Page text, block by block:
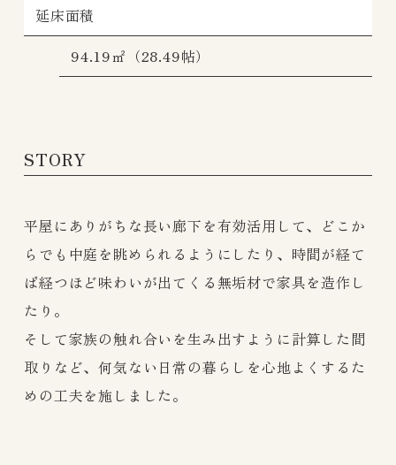
延床面積
94.19㎡（28.49帖）
STORY
平屋にありがちな長い廊下を有効活用して、どこか
らでも中庭を眺められるようにしたり、時間が経て
ば経つほど味わいが出てくる無垢材で家具を造作し
たり。
そして家族の触れ合いを生み出すように計算した間
取りなど、何気ない日常の暮らしを心地よくするた
めの工夫を施しました。